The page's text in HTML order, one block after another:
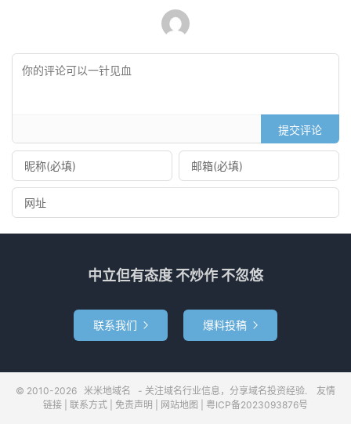
提交评论
中立但有态度 不炒作 不忽悠
联系我们  爆料投稿 
© 2010-2026 米米地域名 - 关注域名行业信息，分享域名投资经验. 友情
链接
联系方式 免责声明 网站地图 粤ICP备2023093876号